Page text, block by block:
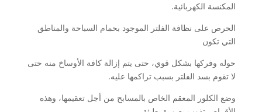
المكنسة الكهربائية.
الحرص على نظافة الفلتر الموجود بحمام السباحة والمناطق
التي تكون
حوله وفركها بشكل قوي، حتى يتم إزالة كافة الأوساخ منه حتى
لا تقوم بسد الفلتر بسبب تراكمها عليه.
وضع الكلور المعقم الخاص بالمسابح من أجل تعقيمها، وهذه